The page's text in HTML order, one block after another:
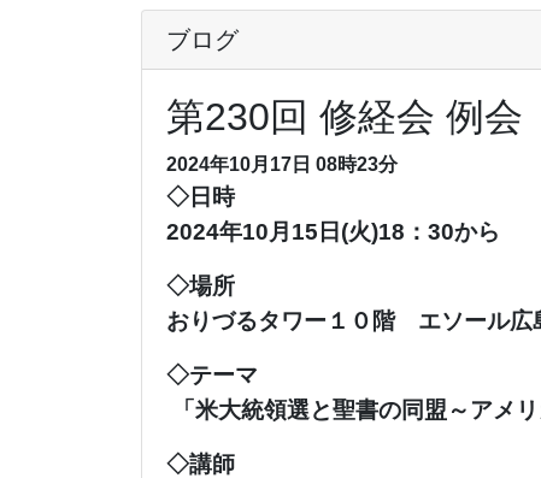
ブログ
第230回 修経会 例会
2024年10月17日 08時23分
◇日時
2024年10月15日(火)18：30から
◇場所
おりづるタワー１０階 エソール
◇テーマ
「米大統領選と聖書の同盟～アメ
◇講師